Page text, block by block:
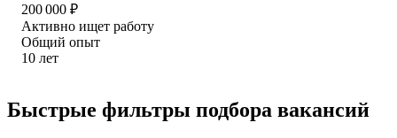
200 000 ₽
Активно ищет работу
Общий опыт
10 лет
Быстрые фильтры подбора вакансий